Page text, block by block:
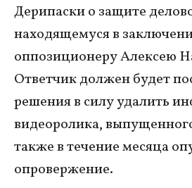
Дерипаски о защите
находящемуся в
оппозиционеру Алексею
Ответчик должен будет
решения в силу удалить
видеоролика,
также в течение месяца
опровержение.